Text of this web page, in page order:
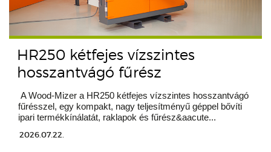
HR250 kétfejes vízszintes
hosszantvágó fűrész
A Wood-Mizer a HR250 kétfejes vízszintes hosszantvágó
fűrésszel, egy kompakt, nagy teljesítményű géppel bővíti
ipari termékkínálatát, raklapok és fűrész&aacute...
2026.07.22.